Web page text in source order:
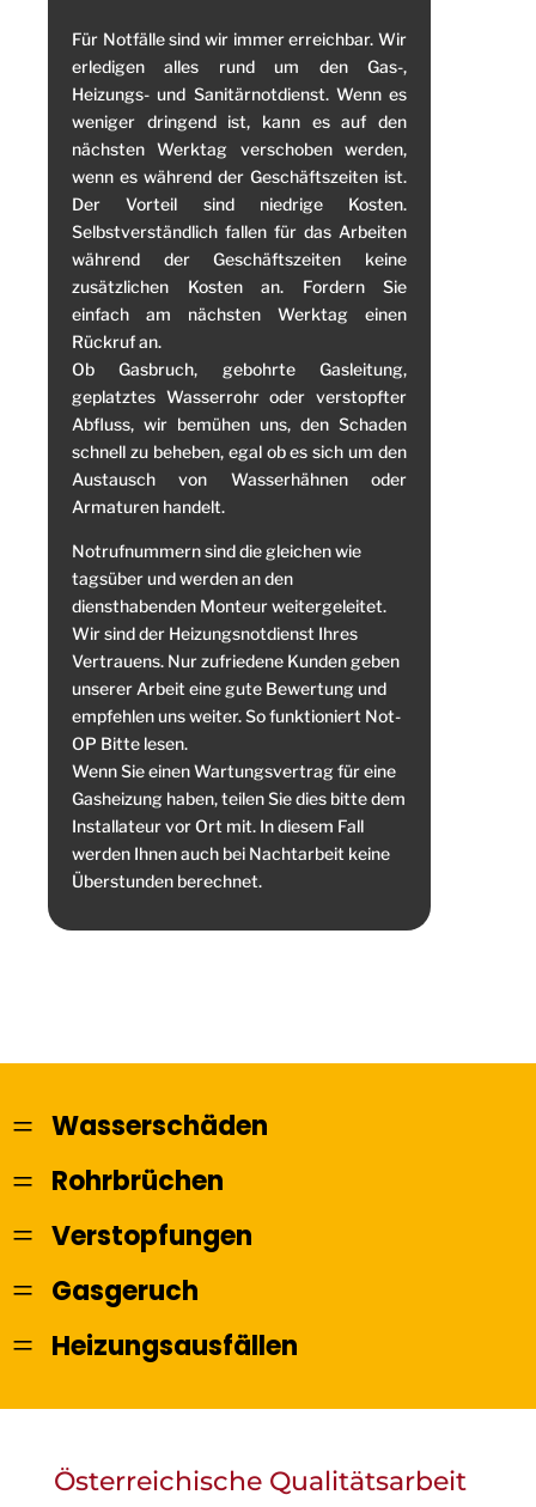
Für Notfälle sind wir immer erreichbar. Wir
erledigen alles rund um den Gas-,
Heizungs- und Sanitärnotdienst. Wenn es
weniger dringend ist, kann es auf den
nächsten Werktag verschoben werden,
wenn es während der Geschäftszeiten ist.
Der Vorteil sind niedrige Kosten.
Selbstverständlich fallen für das Arbeiten
während der Geschäftszeiten keine
zusätzlichen Kosten an. Fordern Sie
einfach am nächsten Werktag einen
Rückruf an.
Ob Gasbruch, gebohrte Gasleitung,
geplatztes Wasserrohr oder verstopfter
Abfluss, wir bemühen uns, den Schaden
schnell zu beheben, egal ob es sich um den
Austausch von Wasserhähnen oder
Armaturen handelt.
Notrufnummern sind die gleichen wie
tagsüber und werden an den
diensthabenden Monteur weitergeleitet.
Wir sind der Heizungsnotdienst Ihres
Vertrauens. Nur zufriedene Kunden geben
unserer Arbeit eine gute Bewertung und
empfehlen uns weiter. So funktioniert Not-
OP Bitte lesen.
Wenn Sie einen Wartungsvertrag für eine
Gasheizung haben, teilen Sie dies bitte dem
Installateur vor Ort mit. In diesem Fall
werden Ihnen auch bei Nachtarbeit keine
Überstunden berechnet.
= Wasserschäden
= Rohrbrüchen
= Verstopfungen
= Gasgeruch
= Heizungsausfällen
Österreichische Qualitätsarbeit